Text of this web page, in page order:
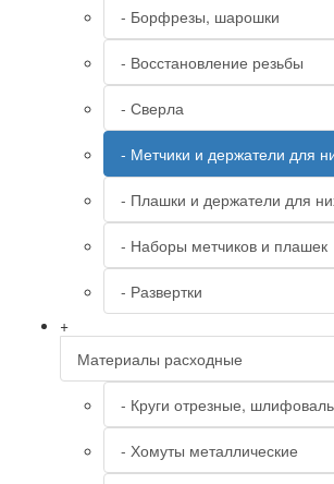
- Борфрезы, шарошки
- Восстановление резьбы
- Сверла
- Метчики и держатели для
- Плашки и держатели для
- Наборы метчиков и плашек
- Развертки
+
Материалы расходные
- Круги отрезные,
- Хомуты металлические